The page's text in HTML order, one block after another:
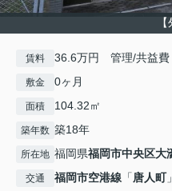
賃料 36.6万円 管理/共益費
敷金 0ヶ月
面積 104.32㎡
築年数 築18年
所在地 福岡県福岡市中央区大
交通 福岡市空港線 「唐人町